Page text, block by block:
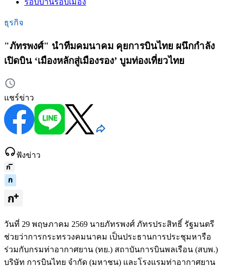
ธุรกิจ
"ภัทรพงศ์" นำทีมคมนาคม คุยการบินไทย ผนึกกำลัง
เปิดบิน ‘เมืองหลักสู่เมืองรอง’ บูมท่องเที่ยวไทย
แชร์ข่าว
ฟังข่าว
วันที่ 29 พฤษภาคม 2569 นายภัทรพงศ์ ภัทรประสิทธิ์ รัฐมนตรี
ช่วยว่าการกระทรวงคมนาคม เป็นประธานการประชุมหารือ
ร่วมกับกรมท่าอากาศยาน (ทย.) สถาบันการบินพลเรือน (สบพ.)
บริษัท การบินไทย จำกัด (มหาชน) และโรงแรมท่าอากาศยาน